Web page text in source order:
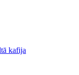
kafija